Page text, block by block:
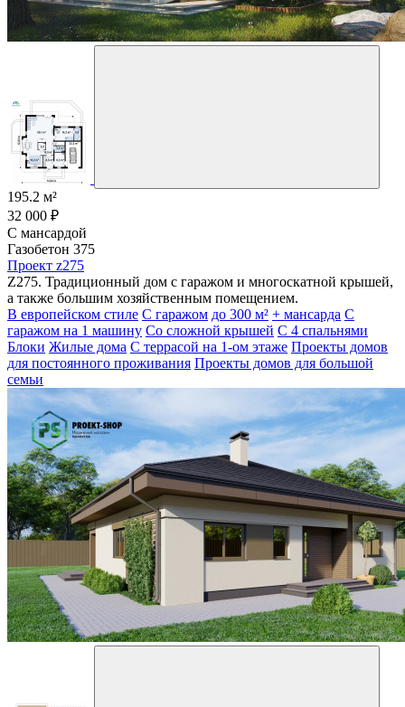
195.2 м²
32 000 ₽
С мансардой
Газобетон 375
Проект z275
Z275. Традиционный дом с гаражом и многоскатной крышей,
а также большим хозяйственным помещением.
В европейском стиле С гаражом до 300 м² + мансарда С
гаражом на 1 машину Со сложной крышей С 4 спальнями
Блоки Жилые дома С террасой на 1-ом этаже Проекты домов
для постоянного проживания Проекты домов для большой
семьи